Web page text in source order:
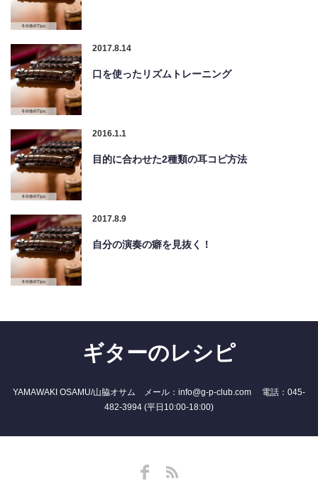
2017.8.14
口を使ったリズムトレーニング
2016.1.1
目的に合わせた2種類の耳コピ方法
2017.8.9
自分の演奏の癖を見抜く！
ギターのレシピ
YAMAWAKI OSAMU/山脇オサム メール：info@g-p-club.com 電話：045-
482-3994 (平日10:00-18:00)